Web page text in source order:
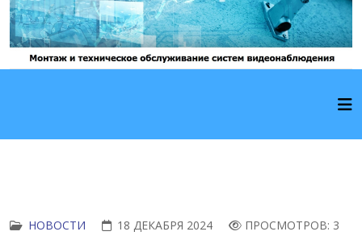
НОВОСТИ 18 ДЕКАБРЯ 2024 ПРОСМОТРОВ: 3